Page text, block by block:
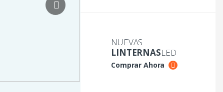
NUEVAS
LINTERNASLED
Comprar Ahora